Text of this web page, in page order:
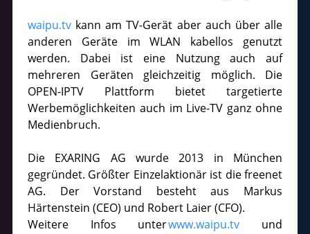
waipu.tv kann am TV-Gerät aber auch über alle
anderen Geräte im WLAN kabellos genutzt
werden. Dabei ist eine Nutzung auch auf
mehreren Geräten gleichzeitig möglich. Die
OPEN-IPTV Plattform bietet targetierte
Werbemöglichkeiten auch im Live-TV ganz ohne
Medienbruch.
Die EXARING AG wurde 2013 in München
gegründet. Größter Einzelaktionär ist die freenet
AG. Der Vorstand besteht aus Markus
Härtenstein (CEO) und Robert Laier (CFO).
Weitere Infos unterwww.waipu.tv und